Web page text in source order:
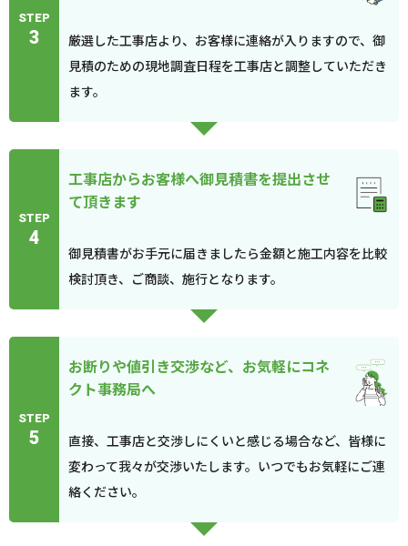
STEP
3
厳選した工事店より、お客様に連絡が入りますので、御
見積のための現地調査日程を工事店と調整していただき
ます。
STEP
4
工事店からお客様へ御見積書を提出させ
て頂きます
御見積書がお手元に届きましたら金額と施工内容を比較
検討頂き、ご商談、施行となります。
STEP
5
お断りや値引き交渉など、お気軽にコネ
クト事務局へ
直接、工事店と交渉しにくいと感じる場合など、皆様に
変わって我々が交渉いたします。いつでもお気軽にご連
絡ください。